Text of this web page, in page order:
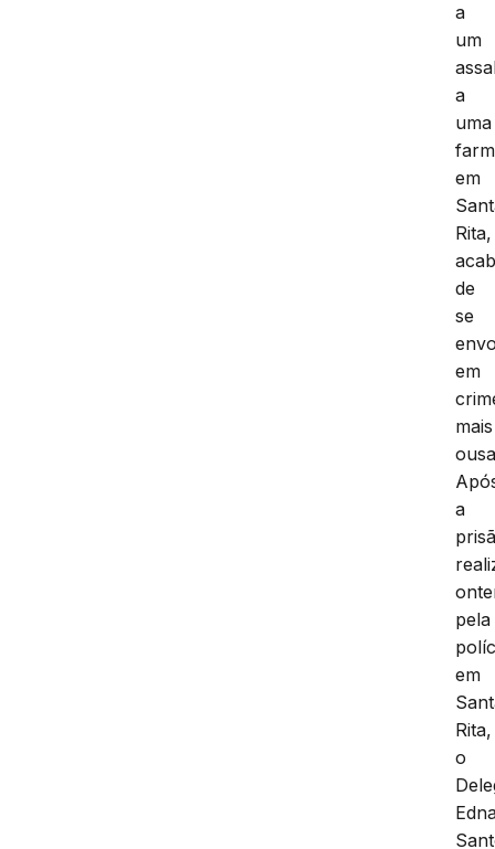
a
um
a
uma
em
Rita,
de
se
em
mais
a
pela
em
Rita,
o